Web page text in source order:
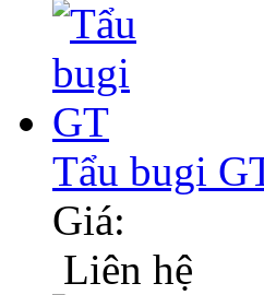
Tẩu bugi
Giá:
Liên hệ